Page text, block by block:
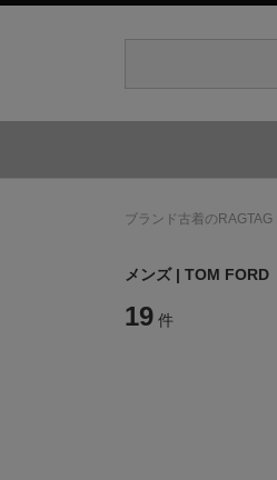
ブランド古着のRAGTAG
メンズ | TOM FORD
19 件